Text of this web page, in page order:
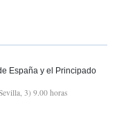
España y el Principado
3) 9.00 horas